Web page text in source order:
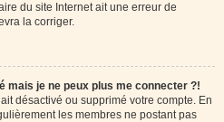
du site Internet ait une erreur de
la corriger.
mais je ne peux plus me connecter ?!
désactivé ou supprimé votre compte. En
les membres ne postant pas